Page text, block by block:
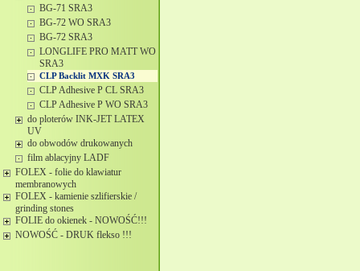
BG-71 SRA3
BG-72 WO SRA3
BG-72 SRA3
LONGLIFE PRO MATT WO
SRA3
CLP Backlit MXK SRA3
CLP Adhesive P CL SRA3
CLP Adhesive P WO SRA3
do ploterów INK-JET LATEX
UV
do obwodów drukowanych
film ablacyjny LADF
FOLEX - folie do klawiatur
membranowych
FOLEX - kamienie szlifierskie /
grinding stones
FOLIE do okienek - NOWOŚĆ!!!
NOWOŚĆ - DRUK flekso !!!